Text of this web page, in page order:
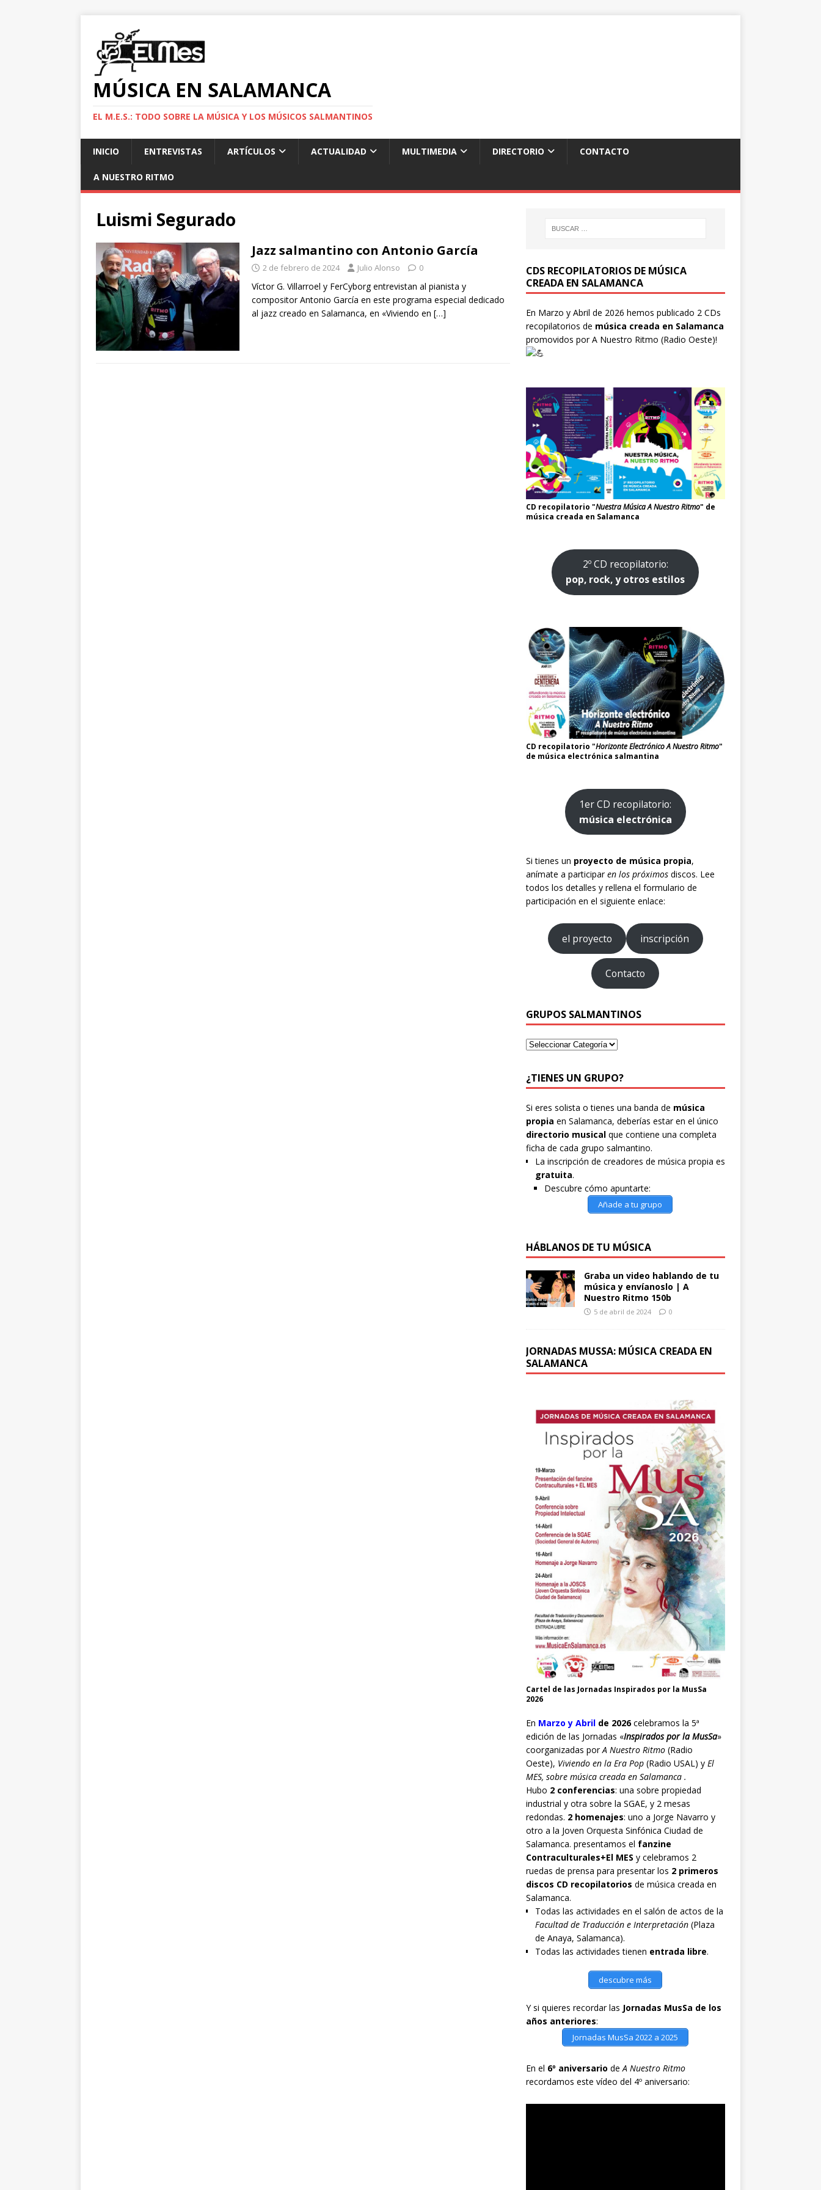
MÚSICA EN SALAMANCA
EL M.E.S.: TODO SOBRE LA MÚSICA Y LOS MÚSICOS SALMANTINOS
INICIO ENTREVISTAS ARTÍCULOS ACTUALIDAD MULTIMEDIA DIRECTORIO CONTACTO
A NUESTRO RITMO
Luismi Segurado
Jazz salmantino con Antonio García
2 de febrero de 2024 Julio Alonso 0
Víctor G. Villarroel y FerCyborg entrevistan al pianista y
compositor Antonio García en este programa especial dedicado
al jazz creado en Salamanca, en «Viviendo en […]
CDS RECOPILATORIOS DE MÚSICA
CREADA EN SALAMANCA
En Marzo y Abril de 2026 hemos publicado 2 CDs
recopilatorios de música creada en Salamanca
promovidos porA Nuestro Ritmo (Radio Oeste)!
CD recopilatorio "Nuestra Música A Nuestro Ritmo" de
música creada en Salamanca
2º CD recopilatorio:
pop, rock, y otros estilos
CD recopilatorio "Horizonte Electrónico A Nuestro Ritmo"
de música electrónica salmantina
1er CD recopilatorio:
música electrónica
Si tienes un proyecto de música propia,
anímate a participaren los próximosdiscos. Lee
todos los detalles y rellena el formulario de
participación en el siguiente enlace:
el proyecto inscripción
Contacto
GRUPOS SALMANTINOS
¿TIENES UN GRUPO?
Si eres solista o tienes una banda de música
propia en Salamanca, deberías estar en el único
directorio musicalque contiene una completa
ficha de cada grupo salmantino.
La inscripción de creadores de música propia es
gratuita.
Descubre cómo apuntarte:
Añade a tu grupo
HÁBLANOS DE TU MÚSICA
Graba un video hablando de tu
música y envíanoslo | A
Nuestro Ritmo 150b
5 de abril de 2024 0
JORNADAS MUSSA: MÚSICA CREADA EN
SALAMANCA
Cartel de las Jornadas Inspirados por la MusSa
2026
En Marzo y Abril de 2026celebramos la 5ª
edición de las Jornadas «Inspirados por la MusSa»
coorganizadas porA Nuestro Ritmo(Radio
Oeste), Viviendo en la Era Pop(Radio USAL) y El
MES, sobre música creada en Salamanca .
Hubo 2 conferencias: una sobre propiedad
industrial y otra sobre la SGAE, y 2 mesas
redondas. 2 homenajes: uno a Jorge Navarro y
otro a la Joven Orquesta Sinfónica Ciudad de
Salamanca. presentamos el fanzine
Contraculturales+El MES y celebramos 2
ruedas de prensa para presentar los 2 primeros
discos CD recopilatorios de música creada en
Salamanca.
Todas las actividades en el salón de actos de la
Facultad de Traducción e Interpretación(Plaza
de Anaya, Salamanca).
Todas las actividades tienen entrada libre.
descubre más
Y si quieres recordar las Jornadas MusSa de los
años anteriores:
Jornadas MusSa 2022 a 2025
En el 6º aniversario deA Nuestro Ritmo
recordamos este vídeo del 4º aniversario: